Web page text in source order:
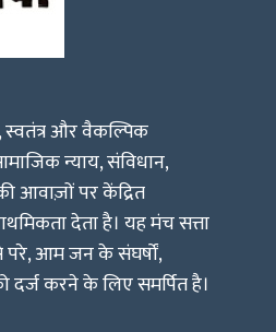
स्वतंत्र और वैकल्पिक
न्याय, संविधान,
आवाज़ों पर केंद्रित
देता है। यह मंच सत्ता
परे, आम जन के संघर्षों,
दर्ज करने के लिए समर्पित है।